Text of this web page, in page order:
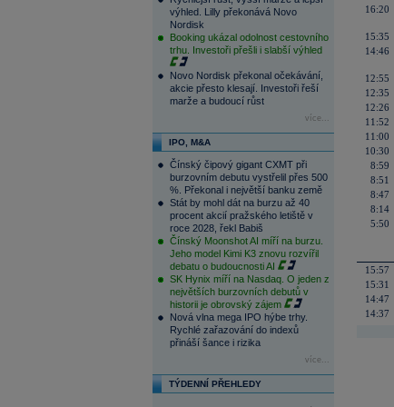
výhled. Lilly překonává Novo
Nordisk
Booking ukázal odolnost cestovního
trhu. Investoři přešli i slabší výhled
Novo Nordisk překonal očekávání,
akcie přesto klesají. Investoři řeší
marže a budoucí růst
více...
IPO, M&A
Čínský čipový gigant CXMT při
burzovním debutu vystřelil přes 500
%. Překonal i největší banku země
Stát by mohl dát na burzu až 40
procent akcií pražského letiště v
roce 2028, řekl Babiš
Čínský Moonshot AI míří na burzu.
Jeho model Kimi K3 znovu rozvířil
debatu o budoucnosti AI
SK Hynix míří na Nasdaq. O jeden z
největších burzovních debutů v
historii je obrovský zájem
Nová vlna mega IPO hýbe trhy.
Rychlé zařazování do indexů
přináší šance i rizika
více...
TÝDENNÍ PŘEHLEDY
16:20
15:35
14:46
12:55
12:35
12:26
11:52
11:00
10:30
8:59
8:51
8:47
8:14
5:50
15:57
15:31
14:47
14:37